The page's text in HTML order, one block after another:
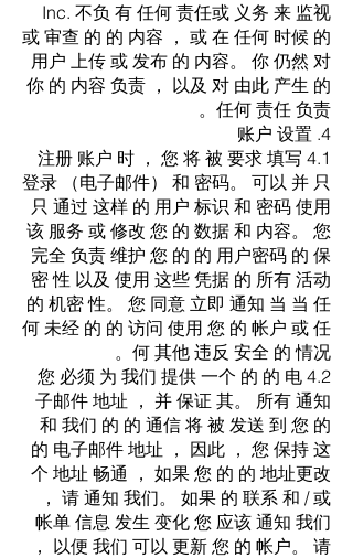
Inc. 不负 有 任何 责任或 义务 来 监视
或 审查 的 的 内容 ， 或 在 任何 时候 的
用户 上传 或 发布 的 内容。 你 仍然 对
你 的 内容 负责 ， 以及 对 由此 产生 的
任何 责任 负责。
4. 账户 设置
4.1 注册 账户 时 ， 您 将 被 要求 填写
登录 （电子邮件） 和 密码。 可以 并 只
只 通过 这样 的 用户 标识 和 密码 使用
该 服务 或 修改 您 的 数据 和 内容。 您
完全 负责 维护 您 的 的 用户密码 的 保
密 性 以及 使用 这些 凭据 的 所有 活动
的 机密 性。 您 同意 立即 通知 当 当 任
何 未经 的 的 访问 使用 您 的 帐户 或 任
何 其他 违反 安全 的 情况。
4.2 您 必须 为 我们 提供 一个 的 的 电
子邮件 地址 ， 并 保证 其。 所有 通知
和 我们 的 的 通信 将 被 发送 到 您 的
的 电子邮件 地址 ， 因此 ， 您 保持 这
个 地址 畅通 ， 如果 您 的 的 地址更改
， 请 通知 我们。 如果 的 联系 和 / 或
帐单 信息 发生 变化 您 应该 通知 我们
， 以便 我们 可以 更新 您 的 帐户。 请